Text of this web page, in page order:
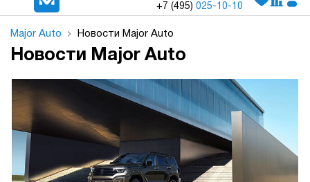
+7 (495) 025-10-10
Major Auto Новости Major Auto
Новости Major Auto